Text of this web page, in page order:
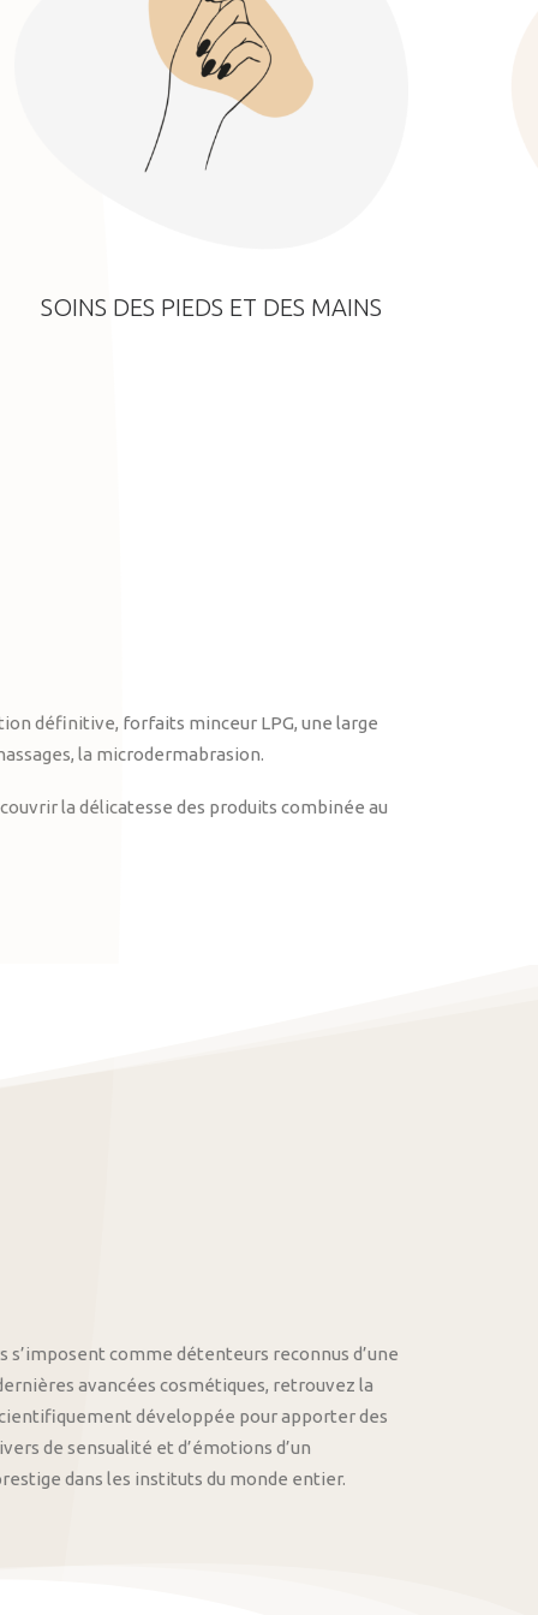
SOINS DES PIEDS ET DES MAINS
définitive, forfaits minceur LPG, une large
la microdermabrasion.
la délicatesse des produits combinée au
s’imposent comme détenteurs reconnus d’une
avancées cosmétiques, retrouvez la
développée pour apporter des
de sensualité et d’émotions d’un
dans les instituts du monde entier.